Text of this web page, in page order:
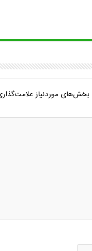
بخش‌های موردنیاز